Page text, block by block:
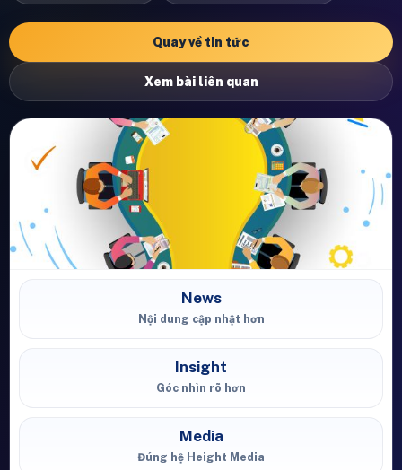
Quay về tin tức
Xem bài liên quan
News
Nội dung cập nhật hơn
Insight
Góc nhìn rõ hơn
Media
Đúng hệ Height Media